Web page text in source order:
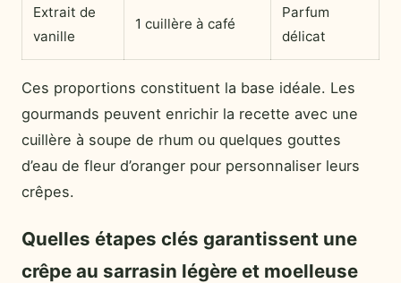
Extrait de
vanille
1 cuillère à café
Parfum
délicat
Ces proportions constituent la base idéale. Les
gourmands peuvent enrichir la recette avec une
cuillère à soupe de rhum ou quelques gouttes
d’eau de fleur d’oranger pour personnaliser leurs
crêpes.
Quelles étapes clés garantissent une
crêpe au sarrasin légère et moelleuse